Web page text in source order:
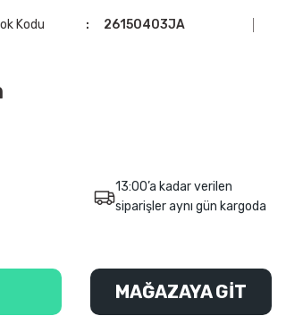
Kodu
26150403JA
13:00’a kadar verilen
siparişler aynı gün kargoda
MAĞAZAYA GİT